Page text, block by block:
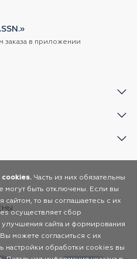
заказа в приложении
cookies. Часть из них обязательны
могут быть отключены. Если вы
сайтом, то вы соглашаетесь с их
осуществляет сбор
сайта и формирования
можете согласиться с их
настройки обработки cookies вы